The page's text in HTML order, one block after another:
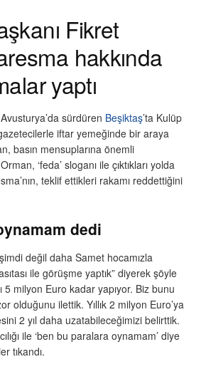
Fikret
hakkında
yaptı
Avusturya’da sürdüren Beşiktaş’ta Kulüp
iftar yemeğinde bir araya
basın mensuplarına önemli
‘feda’ sloganı ile çıktıkları yolda
teklif ettikleri rakamı reddettiğini
dedi
değil daha Samet hocamızla
ile görüşme yaptık” diyerek şöyle
5 milyon Euro kadar yapıyor. Biz bunu
olduğunu ilettik. Yıllık 2 milyon Euro’ya
2 yıl daha uzatabileceğimizi belirttik.
ile ‘ben bu paralara oynamam’ diye
tıkandı.